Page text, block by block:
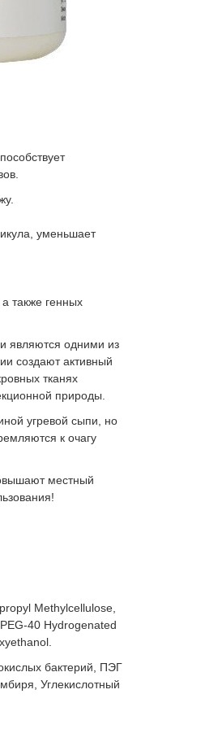
уменьшает
также генных
являются одними из
создают активный
тканях
природы.
угревой сыпи, но
к очагу
местный
Methylcellulose,
40 Hydrogenated
бактерий, ПЭГ
Углекислотный